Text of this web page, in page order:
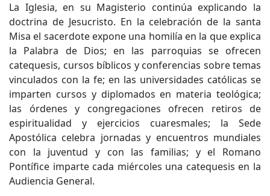
La Iglesia, en su Magisterio continúa explicando la
doctrina de Jesucristo. En la celebración de la santa
Misa el sacerdote expone una homilía en la que explica
la Palabra de Dios; en las parroquias se ofrecen
catequesis, cursos bíblicos y conferencias sobre temas
vinculados con la fe; en las universidades católicas se
imparten cursos y diplomados en materia teológica;
las órdenes y congregaciones ofrecen retiros de
espiritualidad y ejercicios cuaresmales; la Sede
Apostólica celebra jornadas y encuentros mundiales
con la juventud y con las familias; y el Romano
Pontífice imparte cada miércoles una catequesis en la
Audiencia General.